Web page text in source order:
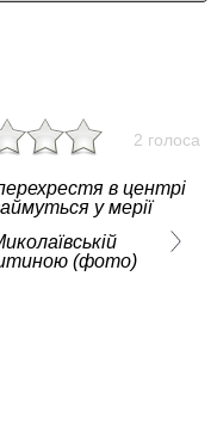
2 голоса
в центрі
у мерії
(фото)